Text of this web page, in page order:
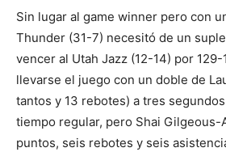
Sin lugar al game winner pero con
Thunder (31-7) necesitó de un
vencer al Utah Jazz (12-14) por
llevarse el juego con un doble de
tantos y 13 rebotes) a tres
tiempo regular, pero Shai Gilgeous-
puntos, seis rebotes y seis